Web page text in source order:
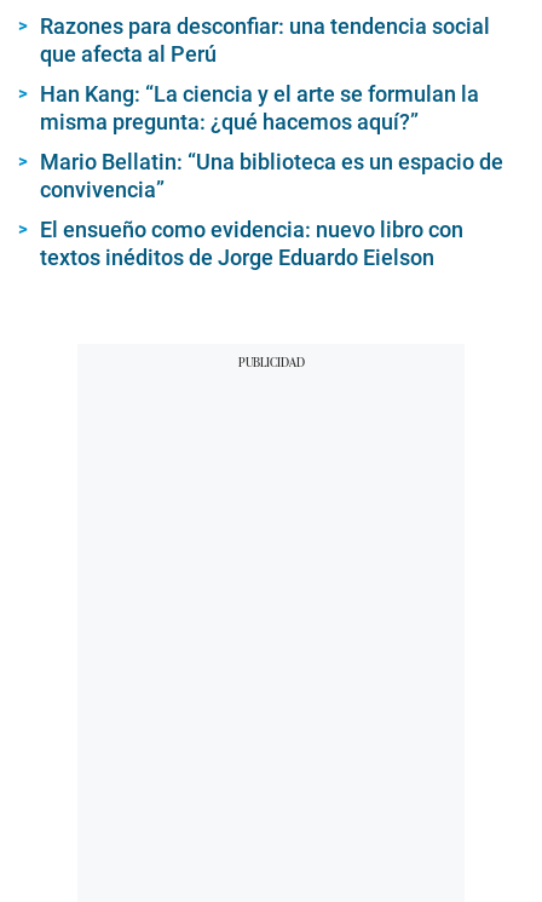
Razones para desconfiar: una tendencia social
que afecta al Perú
Han Kang: “La ciencia y el arte se formulan la
misma pregunta: ¿qué hacemos aquí?”
Mario Bellatin: “Una biblioteca es un espacio de
convivencia”
El ensueño como evidencia: nuevo libro con
textos inéditos de Jorge Eduardo Eielson